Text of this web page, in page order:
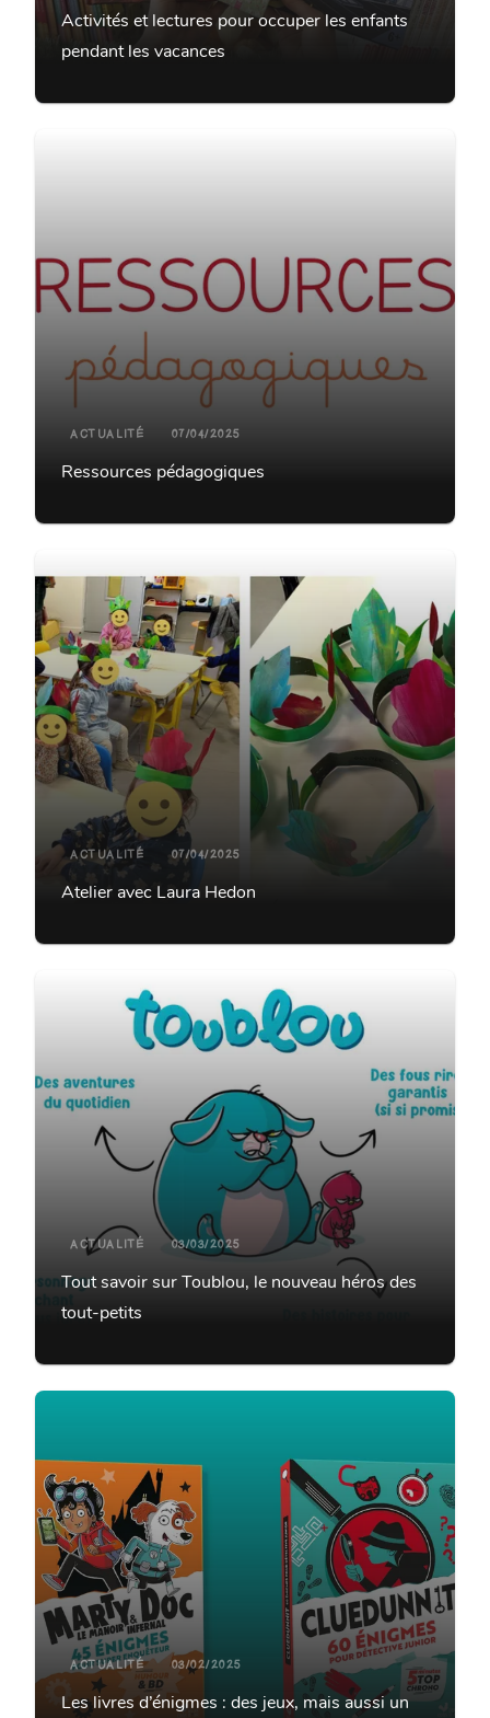
Activités et lectures pour occuper les enfants
pendant les vacances
ACTUALITÉ 07/04/2025
Ressources pédagogiques
ACTUALITÉ 07/04/2025
Atelier avec Laura Hedon
ACTUALITÉ 03/03/2025
Tout savoir sur Toublou, le nouveau héros des
tout-petits
ACTUALITÉ 03/02/2025
Les livres d’énigmes : des jeux, mais aussi un